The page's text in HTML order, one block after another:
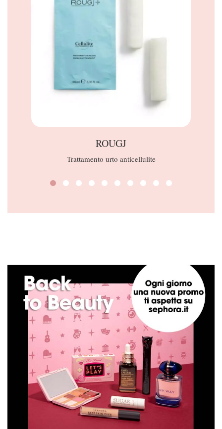
ROUGJ
Trattamento urto anticellulite